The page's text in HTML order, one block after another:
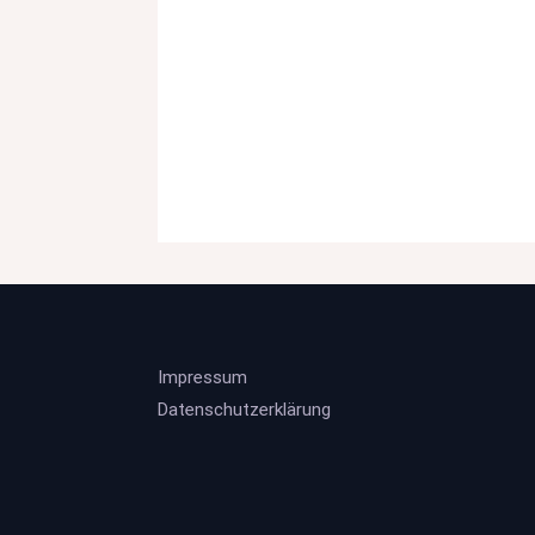
Impressum
Datenschutzerklärung